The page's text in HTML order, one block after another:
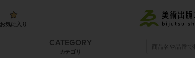
お気に入り
CATEGORY
カテゴリ